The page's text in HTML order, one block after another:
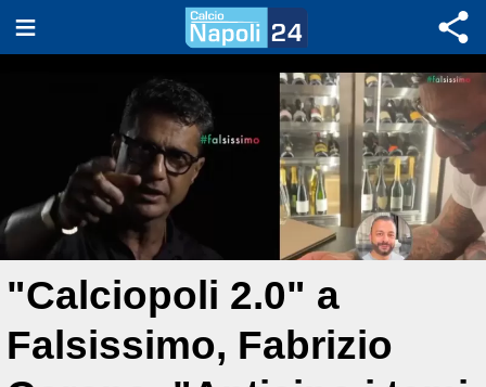
"Calciopoli 2.0" a
Falsissimo, Fabrizio